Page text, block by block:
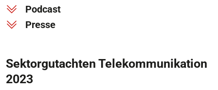
Podcast
Presse
Sektorgutachten Telekommunikation
2023